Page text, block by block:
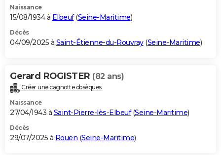
Naissance
15/08/1934 à Elbeuf(Seine-Maritime)
Décès
04/09/2025 à Saint-Étienne-du-Rouvray(Seine-Maritime)
Gerard ROGISTER (82 ans)
Créer une cagnotte obsèques
Naissance
27/04/1943 à Saint-Pierre-lès-Elbeuf(Seine-Maritime)
Décès
29/07/2025 à Rouen (Seine-Maritime)